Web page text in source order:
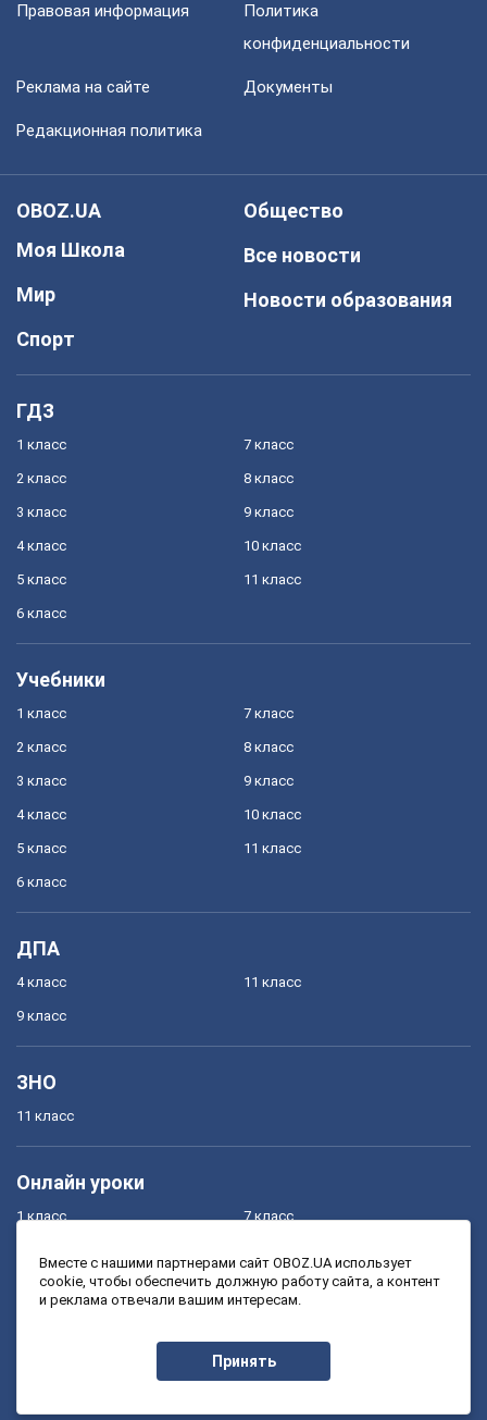
Правовая информация
Политика
конфиденциальности
Реклама на сайте Документы
Редакционная политика
OBOZ.UA
Моя Школа
Мир
Спорт
Общество
Все новости
Новости образования
ГДЗ
1 класс
2 класс
3 класс
4 класс
5 класс
6 класс
7 класс
8 класс
9 класс
10 класс
11 класс
Учебники
1 класс
2 класс
3 класс
4 класс
5 класс
6 класс
7 класс
8 класс
9 класс
10 класс
11 класс
ДПА
4 класс
9 класс
11 класс
ЗНО
11 класс
Онлайн уроки
1 класс
3 класс
7 класс
9 класс
Вместе с нашими партнерами сайт OBOZ.UA использует
cookie, чтобы обеспечить должную работу сайта, а контент
и реклама отвечали вашим интересам.
Принять